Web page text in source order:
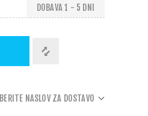
DOBAVA 1 - 5 DNI
NASLOV ZA DOSTAVO